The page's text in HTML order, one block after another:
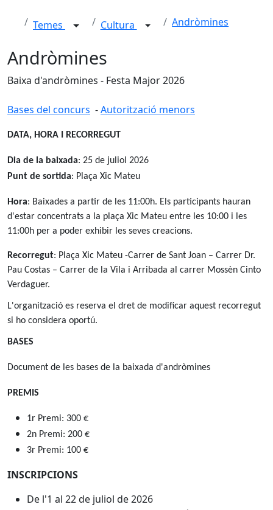
Temes Cultura Andròmines
Andròmines
Baixa d'andròmines - Festa Major 2026
Bases del concurs -Autorització menors
DATA, HORA I RECORREGUT
Dia de la baixada: 25 de juliol 2026
Punt de sortida: Plaça Xic Mateu
Hora: Baixades a partir de les 11:00h. Els participants hauran
d'estar concentrats a la plaça Xic Mateu entre les 10:00 i les
11:00h per a poder exhibir les seves creacions.
Recorregut: Plaça Xic Mateu -Carrer de Sant Joan – Carrer Dr.
Pau Costas – Carrer de la Vila i Arribada al carrer Mossèn Cinto
Verdaguer.
L'organització es reserva el dret de modificar aquest recorregut
si ho considera oportú.
BASES
Document de les bases de la baixada d'andròmines
PREMIS
1r Premi: 300 €
2n Premi: 200 €
3r Premi: 100 €
INSCRIPCIONS
De l'1 al 22 de juliol de 2026